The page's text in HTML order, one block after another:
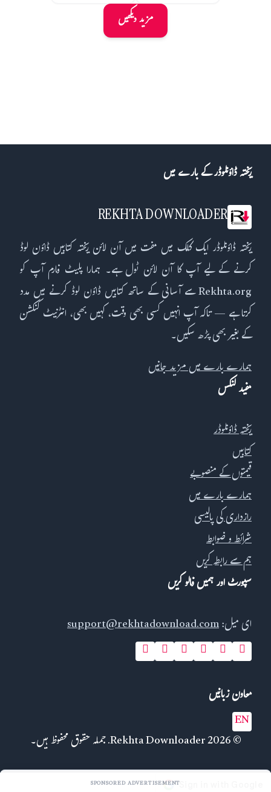
مزید دیکھیں
SPONSORED ADVERTISEMENT
ریختہ ڈاؤنلوڈر کے بارے میں
REKHTA DOWNLOADER
ریختہ ڈاؤنلوڈر ایک کلک میں مفت میں آن لائن ریختہ کتابیں ڈاؤن لوڈ
کرنے کے لیے آپ کا آن لائن ٹول ہے۔ ہمارا پلیٹ فارم آپ کو
Rekhta.org سے آسانی کے ساتھ کتابیں ڈاؤن لوڈ کرنے میں مدد
کرتا ہے — تاکہ آپ انہیں کسی بھی وقت، کہیں بھی، انٹرنیٹ کنکشن
کے بغیر بھی پڑھ سکیں۔
ہمارے بارے میں مزید جانیں
مفید لنکس
ریختہ ڈاؤنلوڈر
کتابیں
قیمتوں کے منصوبے
ہمارے بارے میں
رازداری کی پالیسی
شرائط و ضوابط
ہم سے رابطہ کریں
سپورٹ اور ہمیں فالو کریں
ای میل:support@rekhtadownload.com
معاون زبانیں
EN
© 2026 Rekhta Downloader. جملہ حقوق محفوظ ہیں۔